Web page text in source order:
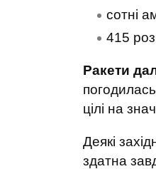
сотні
415
Ракети
цілі на
Деякі
здатна